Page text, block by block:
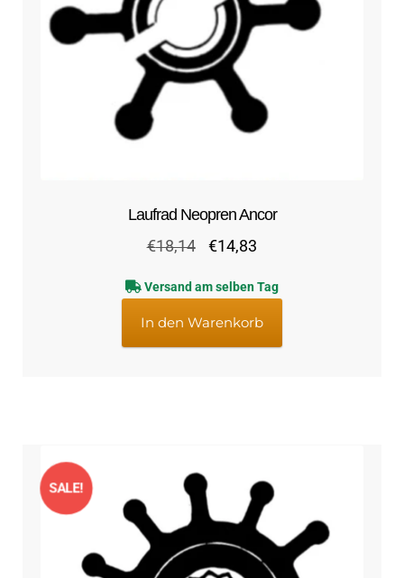
Laufrad Neopren Ancor
€18,14
Ursprünglicher
war:
€18,14
€14,83
ist:
€14,83.
Versand am selben Tag
In den Warenkorb
SALE!